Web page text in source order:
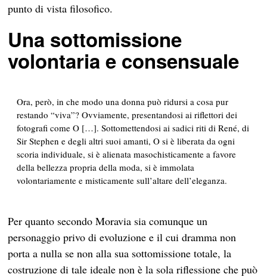
punto di vista filosofico.
Una sottomissione
volontaria e consensuale
Ora, però, in che modo una donna può ridursi a cosa pur
restando “viva”? Ovviamente, presentandosi ai riflettori dei
fotografi come O […]. Sottomettendosi ai sadici riti di René, di
Sir Stephen e degli altri suoi amanti, O si è liberata da ogni
scoria individuale, si è alienata masochisticamente a favore
della bellezza propria della moda, si è immolata
volontariamente e misticamente sull’altare dell’eleganza.
Per quanto secondo Moravia sia comunque un
personaggio privo di evoluzione e il cui dramma non
porta a nulla se non alla sua sottomissione totale, la
costruzione di tale ideale non è la sola riflessione che può